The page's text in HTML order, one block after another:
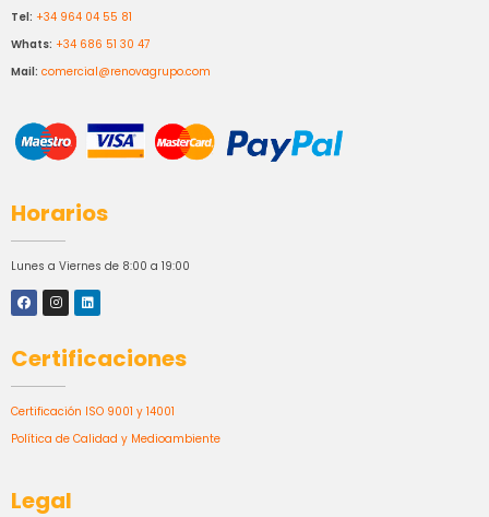
Tel: +34 964 04 55 81
Whats: +34 686 51 30 47
Mail: comercial@renovagrupo.com
Horarios
Lunes a Viernes de 8:00 a 19:00
Certificaciones
Certificación ISO 9001 y 14001
Política de Calidad y Medioambiente
Legal